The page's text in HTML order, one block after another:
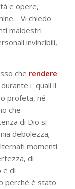
e opere,
Vi chiedo
maldestri
invincibili,
che rendere
i quali il
profeta, né
che
di Dio si
debolezza;
momenti
di
e di
perché è stato